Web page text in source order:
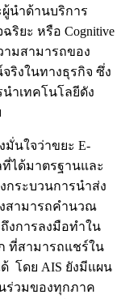
ผู้นำด้านบริการ
ยะ หรือ Cognitive
ามสามารถของ
ริงในทางธุรกิจ ซึ่ง
นำเทคโนโลยีดัง
มั่นใจว่าขยะ E-
ที่ได้มาตรฐานและ
กระบวนการนำส่ง
สามารถคำนวณ
ถึงการลงมือทำใน
ที่สามารถแชร์ใน
ด้ โดย AIS ยังมีแผน
นร่วมของทุกภาค